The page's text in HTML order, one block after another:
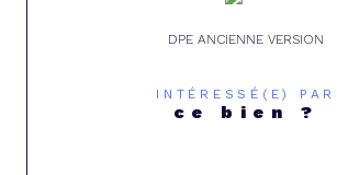
DPE ANCIENNE VERSION
INTÉRESSÉ(E) PAR
ce bien ?